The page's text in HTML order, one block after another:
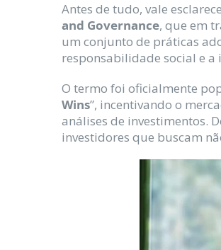
Antes de tudo, vale
and Governance, que em
um conjunto de práticas
responsabilidade social e
O termo foi oficialmente
Wins”, incentivando o
análises de investimentos.
investidores que buscam